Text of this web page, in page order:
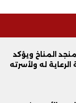
المناخ ويؤكد
له ولأسرته